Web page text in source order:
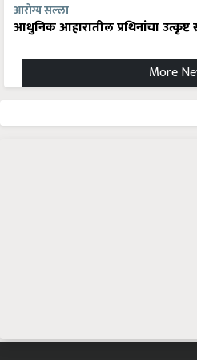
आरोग्य सल्ला
आधुनिक आहारातील प्रथिनांचा
More